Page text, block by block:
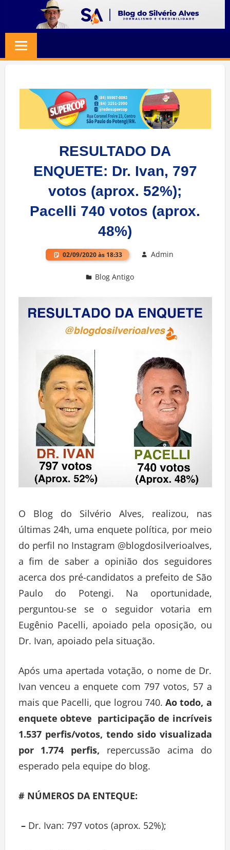
content
SILVERIO
ALVES
Jornalismo
Credibilidade
RESULTADO DA
ENQUETE: Dr. Ivan, 797
votos (aprox. 52%);
Pacelli 740 votos (aprox.
48%)
02/09/2020 às 18:33 Admin
Blog Antigo
O Blog do Silvério Alves, realizou, nas
últimas 24h, uma enquete política, por meio
do perfil no Instagram @blogdosilverioalves,
a fim de saber a opinião dos seguidores
acerca dos pré-candidatos a prefeito de São
Paulo do Potengi. Na oportunidade,
perguntou-se se o seguidor votaria em
Eugênio Pacelli, apoiado pela oposição, ou
Dr. Ivan, apoiado pela situação.
Após uma apertada votação, o nome de Dr.
Ivan venceu a enquete com 797 votos, 57 a
mais que Pacelli, que logrou 740. Ao todo, a
enquete obteve participação de incríveis
1.537 perfis/votos, tendo sido visualizada
por 1.774 perfis, repercussão acima do
esperado pela equipe do blog.
# NÚMEROS DA ENTEQUE:
– Dr. Ivan: 797 votos (aprox. 52%);